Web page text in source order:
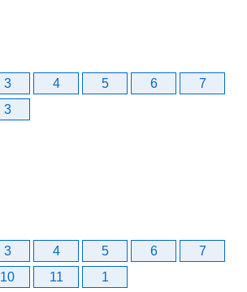
3 4 5 6
7
3
3 4 5 6
7
10 11 1